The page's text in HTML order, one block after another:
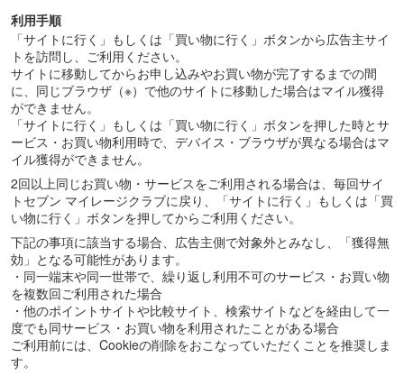
利用手順
「サイトに行く」もしくは「買い物に行く」ボタンから広告主サイ
トを訪問し、ご利用ください。
サイトに移動してからお申し込みやお買い物が完了するまでの間
に、同じブラウザ（※）で他のサイトに移動した場合はマイル獲得
ができません。
「サイトに行く」もしくは「買い物に行く」ボタンを押した時とサ
ービス・お買い物利用時で、デバイス・ブラウザが異なる場合はマ
イル獲得ができません。
2回以上同じお買い物・サービスをご利用される場合は、毎回サイ
トセブン マイレージクラブに戻り、「サイトに行く」もしくは「買
い物に行く」ボタンを押してからご利用ください。
下記の事項に該当する場合、広告主側で対象外とみなし、「獲得無
効」となる可能性があります。
・同一端末や同一世帯で、繰り返し利用不可のサービス・お買い物
を複数回ご利用された場合
・他のポイントサイトや比較サイト、検索サイトなどを経由して一
度でも同サービス・お買い物を利用されたことがある場合
ご利用前には、Cookieの削除をおこなっていただくことを推奨しま
す。